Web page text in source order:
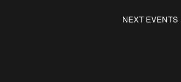
NEXT EVENTS